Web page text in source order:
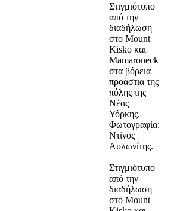
Στιγμιότυπο
από την
διαδήλωση
στο Mount
Kisko και
Mamaroneck
στα βόρεια
προάστια της
πόλης της
Νέας
Υόρκης.
Φωτογραφία:
Ντίνος
Αυλωνίτης.
Στιγμιότυπο
από την
διαδήλωση
στο Mount